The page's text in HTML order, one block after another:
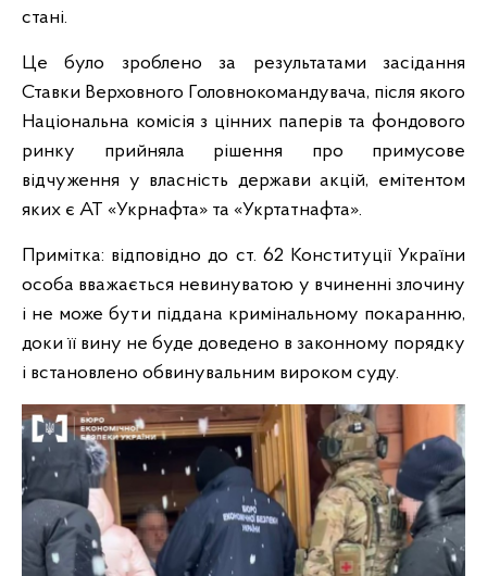
стані.
Це було зроблено за результатами засідання
Ставки Верховного Головнокомандувача, після якого
Національна комісія з цінних паперів та фондового
ринку прийняла рішення про примусове
відчуження у власність держави акцій, емітентом
яких є АТ «Укрнафта» та «Укртатнафта».
Примітка: відповідно до ст. 62 Конституції України
особа вважається невинуватою у вчиненні злочину
і не може бути піддана кримінальному покаранню,
доки її вину не буде доведено в законному порядку
і встановлено обвинувальним вироком суду.